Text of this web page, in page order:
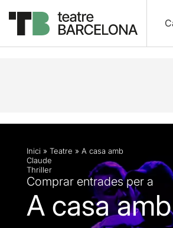
Descripció Fitxa artística
Inici » Teatre » A casa amb
Claude
Thriller
Comprar entrades per a
A casa amb